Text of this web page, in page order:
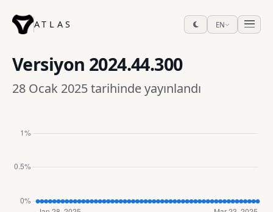
ATLAS EN
Versiyon 2024.44.300
28 Ocak 2025 tarihinde yayınlandı